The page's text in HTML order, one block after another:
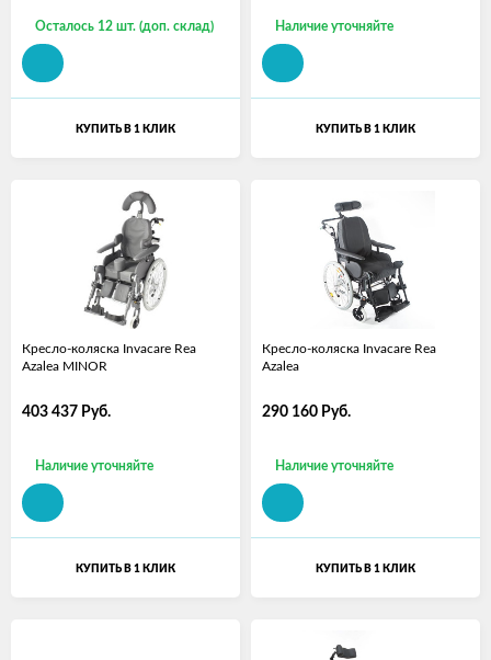
Осталось 12 шт. (доп. склад)
КУПИТЬ В 1 КЛИК
Наличие уточняйте
КУПИТЬ В 1 КЛИК
Кресло-коляска Invacare Rea
Azalea MINOR
403 437 Руб.
Наличие уточняйте
КУПИТЬ В 1 КЛИК
Кресло-коляска Invacare Rea
Azalea
290 160 Руб.
Наличие уточняйте
КУПИТЬ В 1 КЛИК